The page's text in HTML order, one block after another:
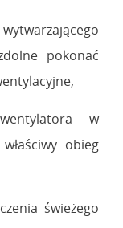
pokonać
w
obieg
świeżego